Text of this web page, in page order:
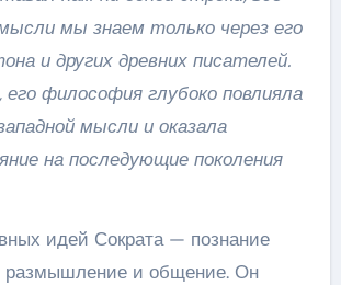
мы знаем только через его
и других древних писателей.
его философия глубоко повлияла
мысли и оказала
на последующие поколения
идей Сократа — познание
размышление и общение. Он